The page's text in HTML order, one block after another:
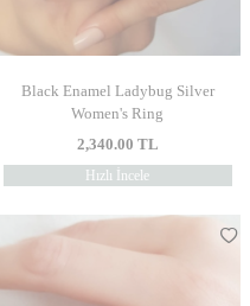
Black Enamel Ladybug Silver
Women's Ring
2,340.00 TL
Hızlı İncele